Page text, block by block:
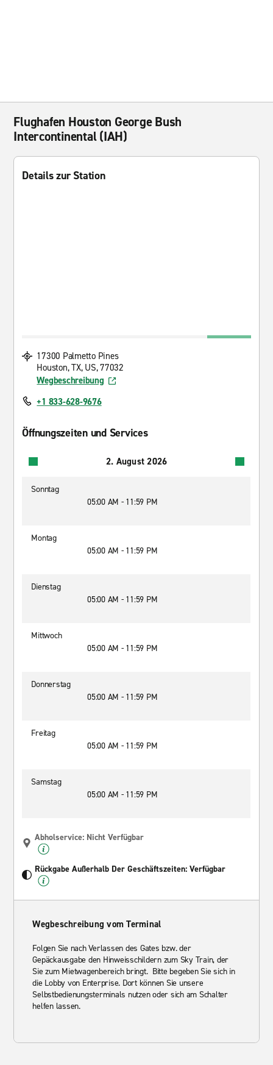
Flughafen Houston George Bush
Intercontinental (IAH)
Details zur Station
17300 Palmetto Pines
Houston, TX, US, 77032
Wegbeschreibung
+1 833-628-9676
Öffnungszeiten und Services
2. August 2026
Sonntag
05:00 AM - 11:59 PM
Montag
05:00 AM - 11:59 PM
Dienstag
05:00 AM - 11:59 PM
Mittwoch
05:00 AM - 11:59 PM
Donnerstag
05:00 AM - 11:59 PM
Freitag
05:00 AM - 11:59 PM
Samstag
05:00 AM - 11:59 PM
Abholservice: Nicht Verfügbar
Rückgabe Außerhalb Der Geschäftszeiten: Verfügbar
Wegbeschreibung vom Terminal
Folgen Sie nach Verlassen des Gates bzw. der
Gepäckausgabe den Hinweisschildern zum Sky Train, der
Sie zum Mietwagenbereich bringt. Bitte begeben Sie sich in
die Lobby von Enterprise. Dort können Sie unsere
Selbstbedienungsterminals nutzen oder sich am Schalter
helfen lassen.